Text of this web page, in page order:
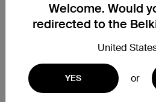
Welcome. Would
redirected to the
United
YES or